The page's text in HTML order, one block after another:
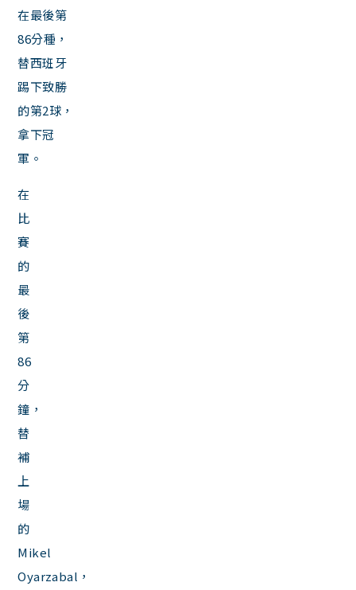
在最後第
86分種，
替西班牙
踢下致勝
的第2球，
拿下冠
軍。
在
比
賽
的
最
後
第
86
分
鐘，
替
補
上
場
的
Mikel
Oyarzabal，